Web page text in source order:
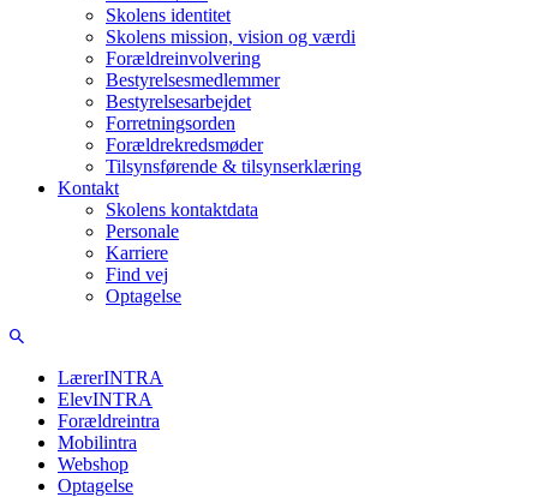
Skolens identitet
Skolens mission, vision og værdi
Forældreinvolvering
Bestyrelsesmedlemmer
Bestyrelsesarbejdet
Forretningsorden
Forældrekredsmøder
Tilsynsførende & tilsynserklæring
Kontakt
Skolens kontaktdata
Personale
Karriere
Find vej
Optagelse
LærerINTRA
ElevINTRA
Forældreintra
Mobilintra
Webshop
Optagelse